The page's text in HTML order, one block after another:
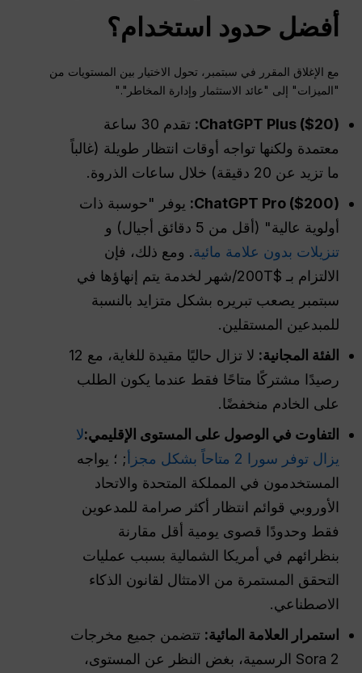
أفضل حدود استخدام؟
مع الإغلاق المقرر في سبتمبر، تحول الاختيار بين المستويات من
"الميزات" إلى "عائد الاستثمار وإدارة المخاطر"."
ChatGPT Plus ($20):
تقدم 30 ساعة
معتمدة ولكنها تواجه أوقات انتظار طويلة (غالباً
ما تزيد عن 20 دقيقة) خلال ساعات الذروة.
ChatGPT Pro ($200): يوفر "حوسبة ذات
أولوية عالية" (أقل من 5 دقائق أجيال) و
تنزيلات بدون علامة مائية. ومع ذلك، فإن
الالتزام بـ $200T/شهر لخدمة يتم إنهاؤها في
سبتمبر يصعب تبريره بشكل متزايد بالنسبة
للمبدعين المستقلين.
الفئة المجانية:
لا تزال حاليًا مقيدة للغاية، مع 12
رصيدًا مشتركًا متاحًا فقط عندما يكون الطلب
على الخادم منخفضًا.
التفاوت في الوصول على المستوى الإقليمي:لا
يزال توفر سورا 2 متاحاً بشكل مجزأ
; ؛ يواجه
المستخدمون في المملكة المتحدة والاتحاد
الأوروبي قوائم انتظار أكثر صرامة للمدعوين
فقط وحدودًا قصوى يومية أقل مقارنة
بنظرائهم في أمريكا الشمالية بسبب عمليات
التحقق المستمرة من الامتثال لقانون الذكاء
الاصطناعي.
استمرار العلامة المائية: تتضمن جميع مخرجات
Sora 2 الرسمية، بغض النظر عن المستوى،